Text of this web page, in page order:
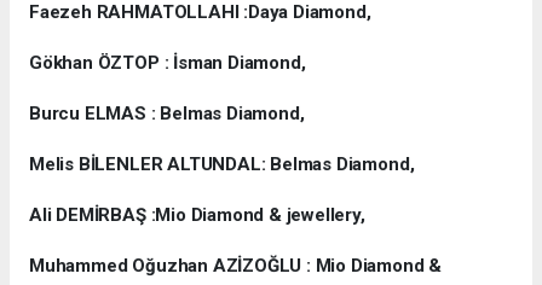
Faezeh RAHMATOLLAHI :Daya Diamond,
Gökhan ÖZTOP : İsman Diamond,
Burcu ELMAS : Belmas Diamond,
Melis BİLENLER ALTUNDAL: Belmas Diamond,
Ali DEMİRBAŞ :Mio Diamond & jewellery,
Muhammed Oğuzhan AZİZOĞLU : Mio Diamond &